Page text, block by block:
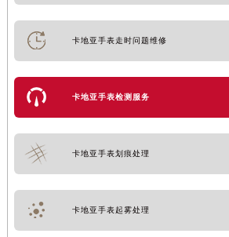
卡地亚手表走时问题维修
卡地亚手表检测服务
卡地亚手表划痕处理
卡地亚手表起雾处理